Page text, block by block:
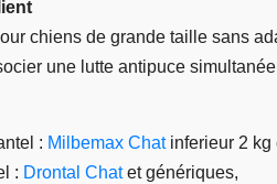
chiens de grande taille sans
une lutte antipuce
: Milbemax Chatinferieur 2 kg
: Drontal Chatet génériques,